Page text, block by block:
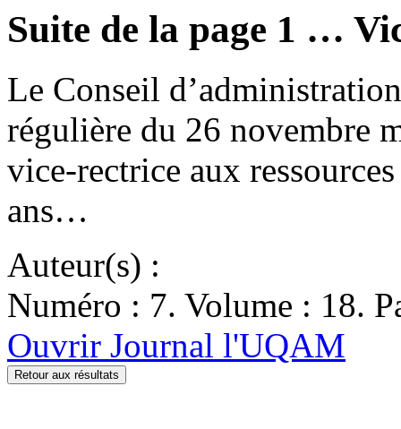
Suite de la page 1 …
Le Conseil
régulière du 26 novembre
vice-rectrice aux
ans…
Auteur(s) :
Numéro : 7. Volume : 18.
Ouvrir Journal l'UQAM
Retour aux résultats